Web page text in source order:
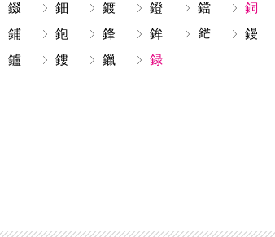
錣 鈿 鍍 鐙 鐺 銅
鋪 鉋 鋒 鉾 鏝
鑪 鏤 鑞 録